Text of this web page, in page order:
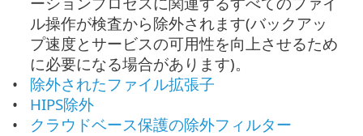
ル操作が検査から除外されます(バックアッ
プ速度とサービスの可用性を向上させるため
に必要になる場合があります)。
除外されたファイル拡張子
HIPS除外
クラウドベース保護の除外フィルター